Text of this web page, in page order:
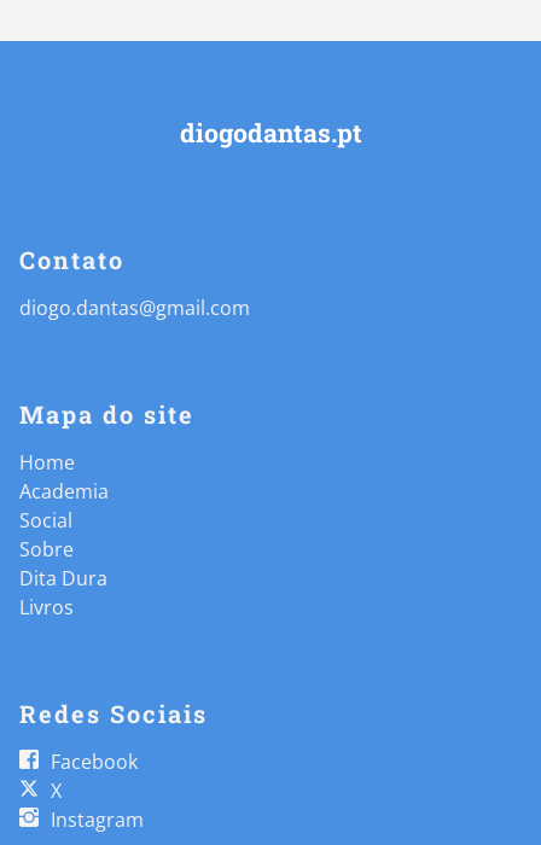
diogodantas.pt
Contato
diogo.dantas@gmail.com
Mapa do site
Home
Academia
Social
Sobre
Dita Dura
Livros
Redes Sociais
Facebook
X
Instagram